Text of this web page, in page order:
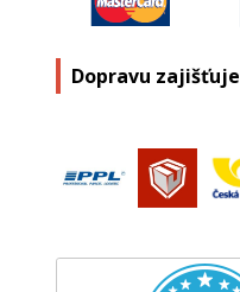
Dopravu zajišťuje